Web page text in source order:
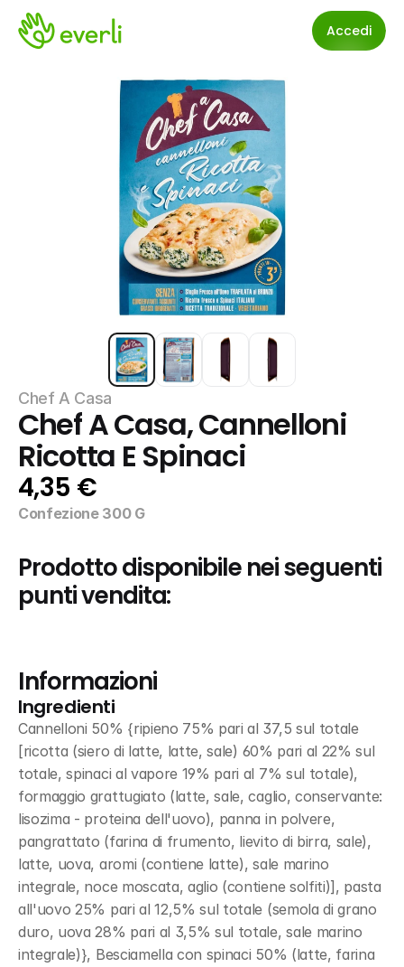
Accedi
Chef A Casa
Chef A Casa, Cannelloni
Ricotta E Spinaci
4,35 €
Confezione 300 G
Prodotto disponibile nei seguenti
punti vendita:
Informazioni
Ingredienti
Cannelloni 50% {ripieno 75% pari al 37,5 sul totale
[ricotta (siero di latte, latte, sale) 60% pari al 22% sul
totale, spinaci al vapore 19% pari al 7% sul totale),
formaggio grattugiato (latte, sale, caglio, conservante:
lisozima - proteina dell'uovo), panna in polvere,
pangrattato (farina di frumento, lievito di birra, sale),
latte, uova, aromi (contiene latte), sale marino
integrale, noce moscata, aglio (contiene solfiti)], pasta
all'uovo 25% pari al 12,5% sul totale (semola di grano
duro, uova 28% pari al 3,5% sul totale, sale marino
integrale)}, Besciamella con spinaci 50% (latte, farina